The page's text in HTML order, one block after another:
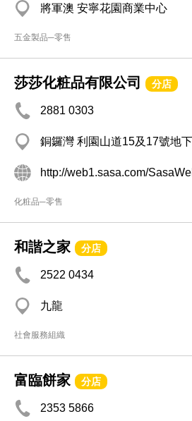
將軍澳 安寧花園商業中心
五金製品─零售
莎莎化粧品有限公司 分店
2881 0303
銅鑼灣 利園山道15及17號地下
http://web1.sasa.com/
化粧品─零售
和諧之家 分店
2522 0434
九龍
社會服務組織
富臨餅家 分店
2353 5866